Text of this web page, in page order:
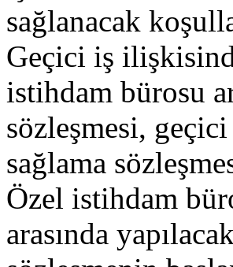
sağlanacak
Geçici iş
istihdam bürosu
sözleşmesi,
sağlama
Özel istihdam
arasında